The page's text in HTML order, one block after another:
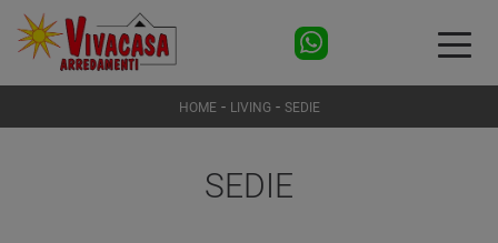
HOME- LIVING - SEDIE
SEDIE